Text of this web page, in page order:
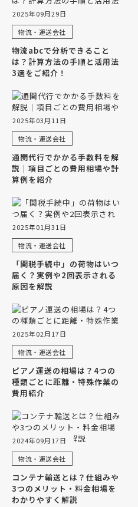
2025年09月29日
物流・運送会社
物流abcで分析できること
は？計算方法の手順と活用法
3選をご紹介！
2025年03月11日
物流・運送会社
通関代行でかかる手数料を解
説｜項目ごとの費用相場や計
算例を紹介
2025年01月31日
物流・運送会社
「関税手続中」の荷物はいつ
届く？実例や2回表示される
原因を解説
2025年02月17日
物流・運送会社
ピアノ運送の相場は？4つの
種類ごとに距離・特殊作業の
費用紹介
2024年09月17日
物流・運送会社
コンテナ輸送とは？仕組みや
3つのメリット・料金相場を
わかりやすく解説